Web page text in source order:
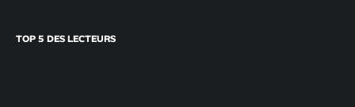
TOP 5 DES LECTEURS